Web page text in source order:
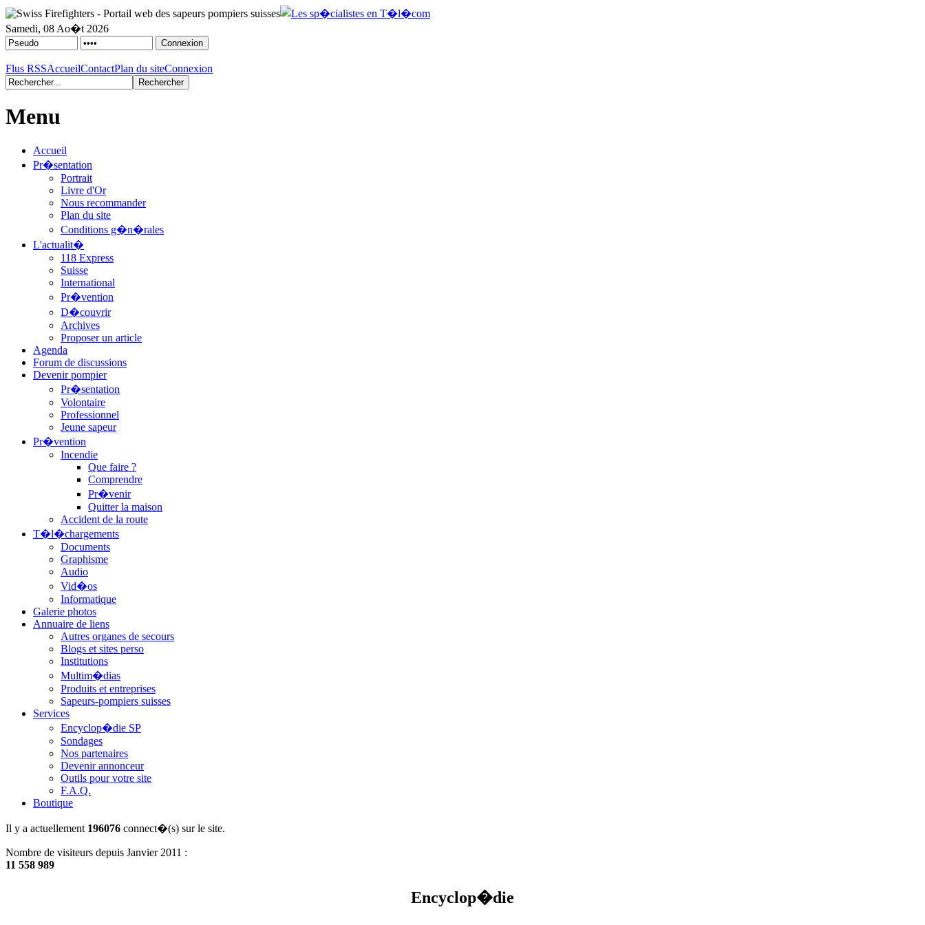
Samedi, 08 Ao�t 2026
Flus RSSAccueilContactPlan du siteConnexion
Menu
Accueil
Pr�sentation
Portrait
Livre d'Or
Nous recommander
Plan du site
Conditions g�n�rales
L'actualit�
118 Express
Suisse
International
Pr�vention
D�couvrir
Archives
Proposer un article
Agenda
Forum de discussions
Devenir pompier
Pr�sentation
Volontaire
Professionnel
Jeune sapeur
Pr�vention
Incendie
Que faire ?
Comprendre
Pr�venir
Quitter la maison
Accident de la route
T�l�chargements
Documents
Graphisme
Audio
Vid�os
Informatique
Galerie photos
Annuaire de liens
Autres organes de secours
Blogs et sites perso
Institutions
Multim�dias
Produits et entreprises
Sapeurs-pompiers suisses
Services
Encyclop�die SP
Sondages
Nos partenaires
Devenir annonceur
Outils pour votre site
F.A.Q.
Boutique
Il y a actuellement 196076 connect�(s) sur le site.
Nombre de visiteurs depuis Janvier 2011 :
11 558 989
Encyclop�die